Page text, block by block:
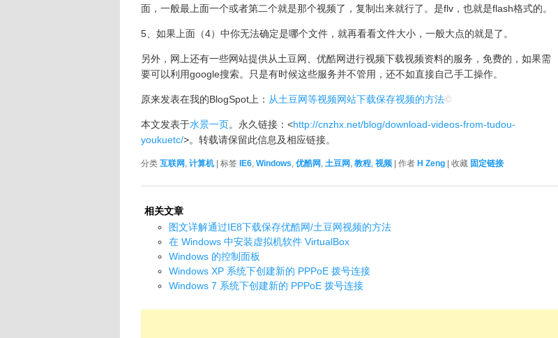
面，一般最上面一个或者第二个就是那个视频了，复制出来就行了。是flv，也就是flash格式的。
5、如果上面（4）中你无法确定是哪个文件，就再看看文件大小，一般大点的就是了。
另外，网上还有一些网站提供从土豆网、优酷网进行视频下载视频资料的服务，免费的，如果需
要可以利用google搜索。只是有时候这些服务并不管用，还不如直接自己手工操作。
原来发表在我的BlogSpot上： 从土豆网等视频网站下载保存视频的方法©
本文发表于水景一页。永久链接：<http://cnzhx.net/blog/download-videos-from-tudou-
youkuetc/>。转载请保留此信息及相应链接。
分类 互联网 , 计算机| 标签 IE6, Windows, 优酷网 , 土豆网 , 教程, 视频 | 作者 H Zeng | 收藏 固定链接
相关文章
图文详解通过IE8下载保存优酷网/土豆网视频的方法
在 Windows 中安装虚拟机软件 VirtualBox
Windows 的控制面板
Windows XP 系统下创建新的 PPPoE 拨号连接
Windows 7 系统下创建新的 PPPoE 拨号连接